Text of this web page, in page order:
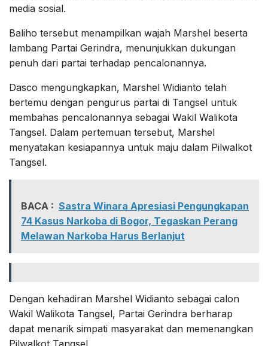
media sosial.
Baliho tersebut menampilkan wajah Marshel beserta
lambang Partai Gerindra, menunjukkan dukungan
penuh dari partai terhadap pencalonannya.
Dasco mengungkapkan, Marshel Widianto telah
bertemu dengan pengurus partai di Tangsel untuk
membahas pencalonannya sebagai Wakil Walikota
Tangsel. Dalam pertemuan tersebut, Marshel
menyatakan kesiapannya untuk maju dalam Pilwalkot
Tangsel.
BACA : Sastra Winara Apresiasi Pengungkapan
74 Kasus Narkoba di Bogor, Tegaskan Perang
Melawan Narkoba Harus Berlanjut
Dengan kehadiran Marshel Widianto sebagai calon
Wakil Walikota Tangsel, Partai Gerindra berharap
dapat menarik simpati masyarakat dan memenangkan
Pilwalkot Tangsel.